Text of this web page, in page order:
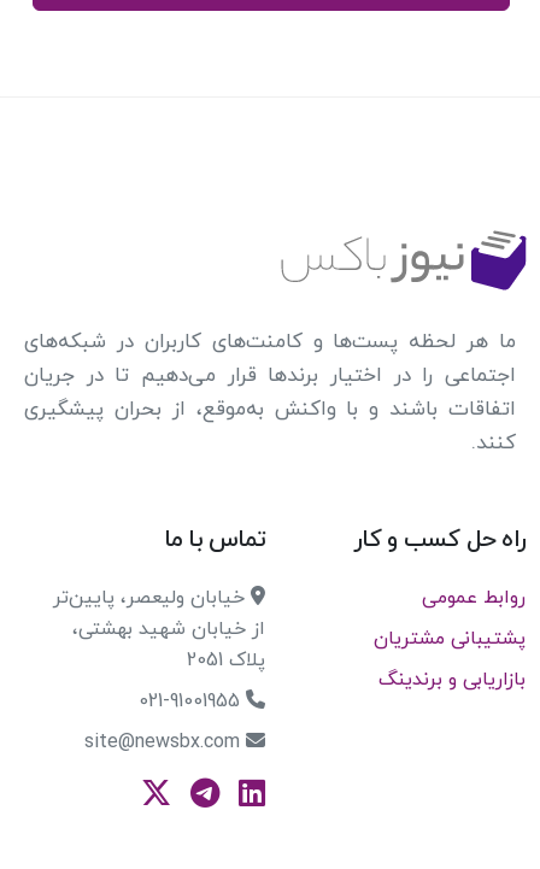
ما هر لحظه پست‌ها و کامنت‌های کاربران در شبکه‌های
اجتماعی را در اختیار برندها قرار می‌دهیم تا در جریان
اتفاقات باشند و با واکنش به‌موقع، از بحران پیشگیری
کنند.
راه حل کسب و کار
روابط عمومی
پشتیبانی مشتریان
بازاریابی و برندینگ
تماس با ما
خیابان ولیعصر، پایین‌تر
از خیابان شهید بهشتی،
پلاک 2051